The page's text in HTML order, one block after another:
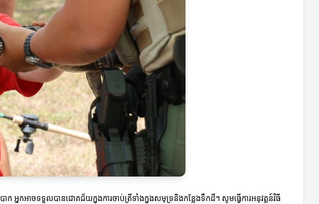
នកអាចទទួលបានជោគជ័យក្នុងការចាប់ត្រីទាំងក្នុងសមុទ្រនិងកន្លែងទឹកដី។ សូមធ្វើការអនុវត្តន៍វិធី